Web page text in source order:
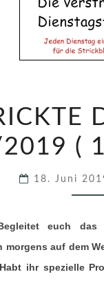
E
E
S
T
R
(
18. Juni
euch das
auf dem
ihr spezielle